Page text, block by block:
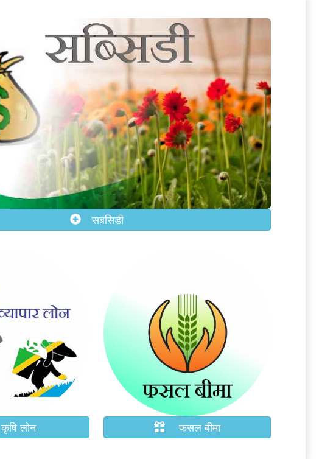
सबसिडी
कृषि लोन फसल बीमा